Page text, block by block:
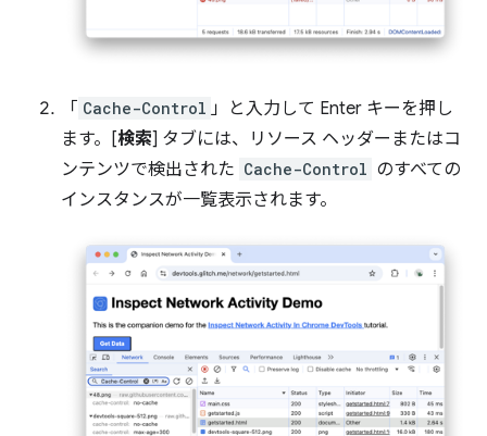
「 Cache-Control 」と入力して Enter キーを押し
ます。[検索] タブには、リソース ヘッダーまたはコ
ンテンツで検出された Cache-Control のすべての
インスタンスが一覧表示されます。